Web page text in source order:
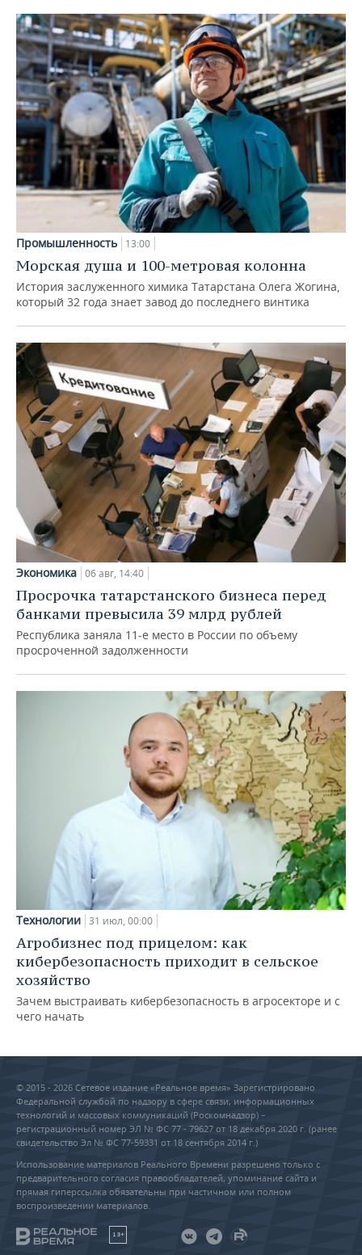
Промышленность 13:00
Морская душа и 100-метровая колонна
История заслуженного химика Татарстана Олега Жогина,
который 32 года знает завод до последнего винтика
Экономика 06 авг, 14:40
Просрочка татарстанского бизнеса перед
банками превысила 39 млрд рублей
Республика заняла 11-е место в России по объему
просроченной задолженности
Технологии 31 июл, 00:00
Агробизнес под прицелом: как
кибербезопасность приходит в сельское
хозяйство
Зачем выстраивать кибербезопасность в агросекторе и с
чего начать
© 2015 - 2026 Сетевое издание «Реальное время» Зарегистрировано
Федеральной службой по надзору в сфере связи, информационных
технологий и массовых коммуникаций (Роскомнадзор) –
регистрационный номер ЭЛ № ФС 77 - 79627 от 18 декабря 2020 г. (ранее
свидетельство Эл № ФС 77-59331 от 18 сентября 2014 г.)
Использование материалов Реального Времени разрешено только с
предварительного согласия правообладателей, упоминание сайта и
прямая гиперссылка обязательны при частичном или полном
воспроизведении материалов.
18+